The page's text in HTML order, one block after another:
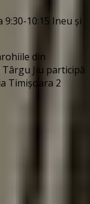
10:15 Ineu și
din
Jiu participă
Timișoara 2